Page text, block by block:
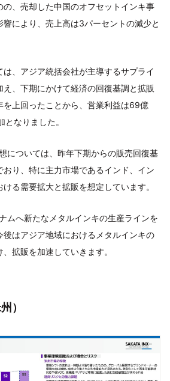
、売却した中国のオフセットインキ事
により、売上高は3パーセントの減少と
、アジア統括会社が主導するサプライ
、下期にかけて経済の回復基調と拡販
を上回ったことから、営業利益は69億
なりました。
については、昨年下期からの販売回復基
り、特に主力市場であるインド、イン
る需要拡大と拡販を想定しています。
ムへ新たなメタルインキの生産ラインを
はアジア地域におけるメタルインキの
拡販を加速していきます。
）